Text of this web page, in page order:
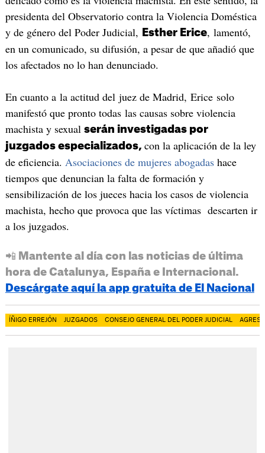
presidenta del Observatorio contra la Violencia Doméstica
y de género del Poder Judicial,
Esther Erice, lamentó,
en un comunicado, su difusión, a pesar de que añadió que
los afectados no lo han denunciado.
En cuanto a la actitud del juez de Madrid, Erice solo
manifestó que pronto todas las causas sobre violencia
machista y sexual serán investigadas por
juzgados especializados, con la aplicación de la ley
de eficiencia. Asociaciones de mujeres abogadas hace
tiempos que denuncian la falta de formación y
sensibilización de los jueces hacia los casos de violencia
machista, hecho que provoca que las víctimas descarten ir
a los juzgados.
📲 Mantente al día con las noticias de última
hora de Catalunya, España e Internacional.
Descárgate aquí la app gratuita de El Nacional
ÍÑIGO ERREJÓN JUZGADOS CONSEJO GENERAL DEL PODER JUDICIAL